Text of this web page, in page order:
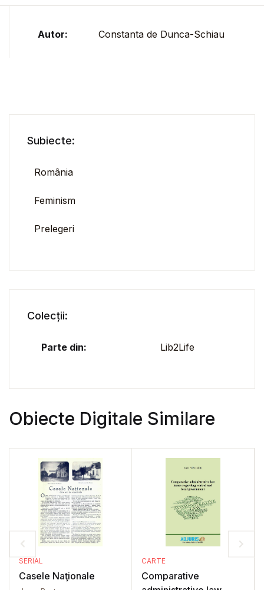
Autor: Constanta de Dunca-Schiau
Subiecte:
România
Feminism
Prelegeri
Colecții:
Parte din: Lib2Life
Obiecte Digitale Similare
SERIAL
Casele Naţionale
CARTE
Comparative